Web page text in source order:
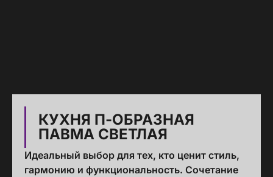
КУХНЯ П-ОБРАЗНАЯ
ПАВМА СВЕТЛАЯ
Идеальный выбор для тех, кто ценит стиль,
гармонию и функциональность. Сочетание